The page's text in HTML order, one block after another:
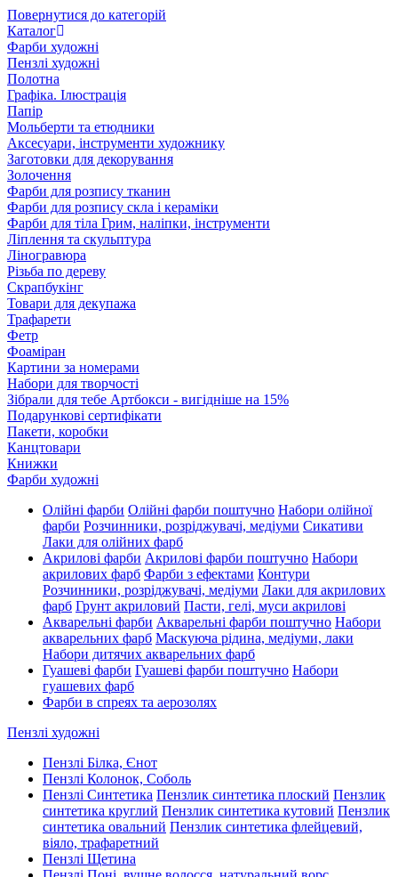
Повернутися до категорій
Каталог
Фарби художні
Пензлі художні
Полотна
Графіка. Ілюстрація
Папір
Мольберти та етюдники
Аксесуари, інструменти художнику
Заготовки для декорування
Золочення
Фарби для розпису тканин
Фарби для розпису скла і кераміки
Фарби для тіла Грим, наліпки, інструменти
Ліплення та скульптура
Ліногравюра
Різьба по дереву
Скрапбукінг
Товари для декупажа
Трафарети
Фетр
Фоаміран
Картини за номерами
Набори для творчості
Зібрали для тебе Артбокси - вигідніше на 15%
Подарункові сертифікати
Пакети, коробки
Канцтовари
Книжки
Фарби художні
Олійні фарби Олійні фарби поштучно Набори олійної
фарби Розчинники, розріджувачі, медіуми Сикативи
Лаки для олійних фарб
Акрилові фарби Акрилові фарби поштучно Набори
акрилових фарб Фарби з ефектами Контури
Розчинники, розріджувачі, медіуми Лаки для акрилових
фарб Грунт акриловий Пасти, гелі, муси акрилові
Акварельні фарби Акварельні фарби поштучно Набори
акварельних фарб Маскуюча рідина, медіуми, лаки
Набори дитячих акварельних фарб
Гуашеві фарби Гуашеві фарби поштучно Набори
гуашевих фарб
Фарби в спреях та аерозолях
Пензлі художні
Пензлі Білка, Єнот
Пензлі Колонок, Соболь
Пензлі Синтетика Пензлик синтетика плоский Пензлик
синтетика круглий Пензлик синтетика кутовий Пензлик
синтетика овальний Пензлик синтетика флейцевий,
віяло, трафаретний
Пензлі Щетина